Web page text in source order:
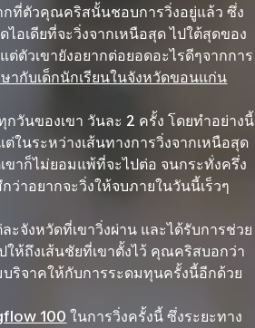
กที่ตัวคุณคริสนั้นชอบการวิ่งอยู่แล้ว ซึ่ง
ไอเดียที่จะวิ่งจากเหนือสุด ไปใต้สุดของ
ตัวเขายังอยากต่อยอดอะไรดีๆจากการ
ากับเด็กนักเรียนในจังหวัดขอนแก่น
วันของเขา วันละ 2 ครั้ง โดยทำอย่างนี้
ในระหว่างเส้นทางการวิ่งจากเหนือสุด
ขาก็ไม่ยอมแพ้ที่จะไปต่อ จนกระทั่งครึ่ง
าอยากจะวิ่งให้จบภายในวันนี้เร็วๆ
จังหวัดที่เขาวิ่งผ่าน และได้รับการช่วย
ให้ถึงเส้นชัยที่เขาตั้งไว้ คุณคริสบอกว่า
บริจาคให้กับการระดมทุนครั้งนี้อีกด้วย
100 ในการวิ่งครั้งนี้ ซึ่งระยะทาง